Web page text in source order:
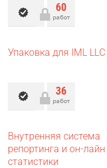
60
работ
Упаковка для IML LLC
36
работ
Внутренняя система
репортинга и он-лайн
статистики